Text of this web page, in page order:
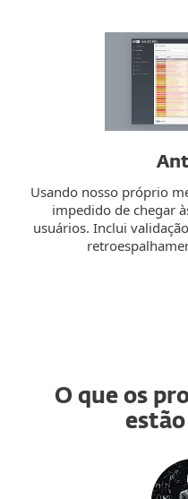
Usando nosso próprio
impedido de chegar
usuários. Inclui
O que os